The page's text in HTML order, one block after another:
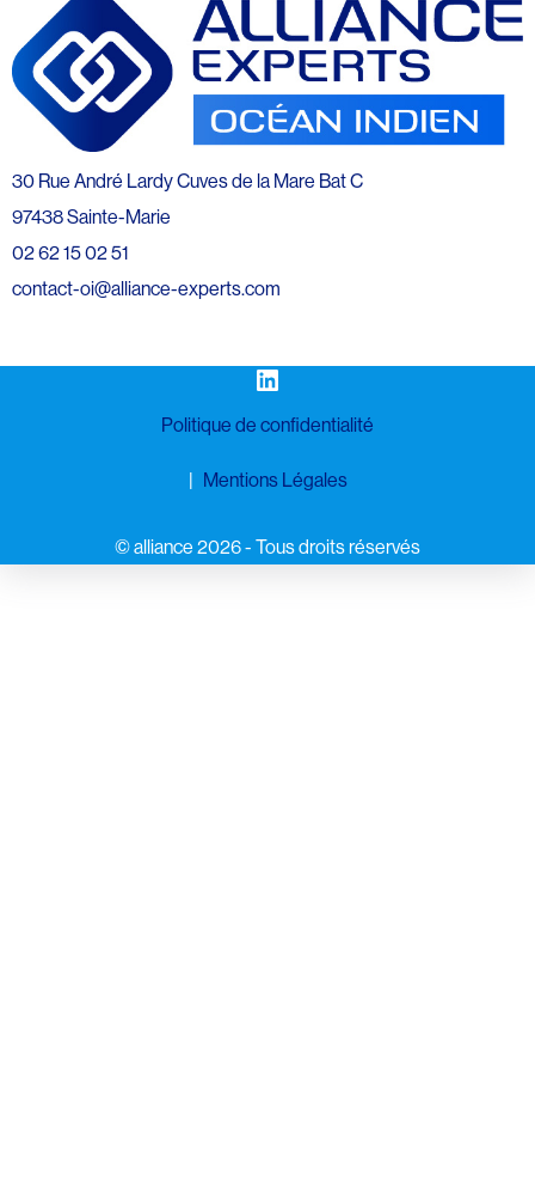
30 Rue André Lardy Cuves de la Mare Bat C
97438 Sainte-Marie
02 62 15 02 51
contact-oi@alliance-experts.com
LinkedIn
Politique de confidentialité
Mentions Légales
©️ alliance 2026 - Tous droits réservés